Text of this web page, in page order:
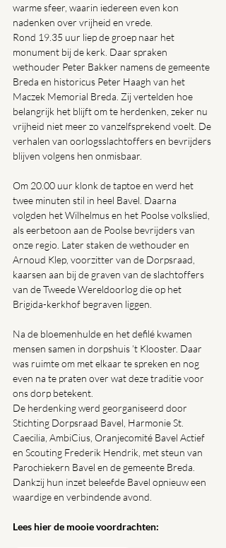
warme sfeer, waarin iedereen even kon
nadenken over vrijheid en vrede.
Rond 19.35 uur liep de groep naar het
monument bij de kerk. Daar spraken
wethouder Peter Bakker namens de gemeente
Breda en historicus Peter Haagh van het
Maczek Memorial Breda. Zij vertelden hoe
belangrijk het blijft om te herdenken, zeker nu
vrijheid niet meer zo vanzelfsprekend voelt. De
verhalen van oorlogsslachtoffers en bevrijders
blijven volgens hen onmisbaar.
Om 20.00 uur klonk de taptoe en werd het
twee minuten stil in heel Bavel. Daarna
volgden het Wilhelmus en het Poolse volkslied,
als eerbetoon aan de Poolse bevrijders van
onze regio. Later staken de wethouder en
Arnoud Klep, voorzitter van de Dorpsraad,
kaarsen aan bij de graven van de slachtoffers
van de Tweede Wereldoorlog die op het
Brigida-kerkhof begraven liggen.
Na de bloemenhulde en het defilé kwamen
mensen samen in dorpshuis ’t Klooster. Daar
was ruimte om met elkaar te spreken en nog
even na te praten over wat deze traditie voor
ons dorp betekent.
De herdenking werd georganiseerd door
Stichting Dorpsraad Bavel, Harmonie St.
Caecilia, AmbiCius, Oranjecomité Bavel Actief
en Scouting Frederik Hendrik, met steun van
Parochiekern Bavel en de gemeente Breda.
Dankzij hun inzet beleefde Bavel opnieuw een
waardige en verbindende avond.
Lees hier de mooie voordrachten: